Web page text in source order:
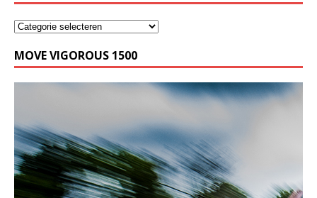
MOVE VIGOROUS 1500